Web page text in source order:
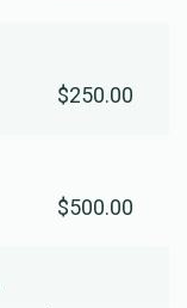
Donors
$250.00
$500.00